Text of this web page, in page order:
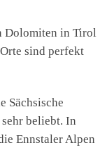
Dolomiten in Tirol
sind perfekt
Sächsische
beliebt. In
Ennstaler Alpen